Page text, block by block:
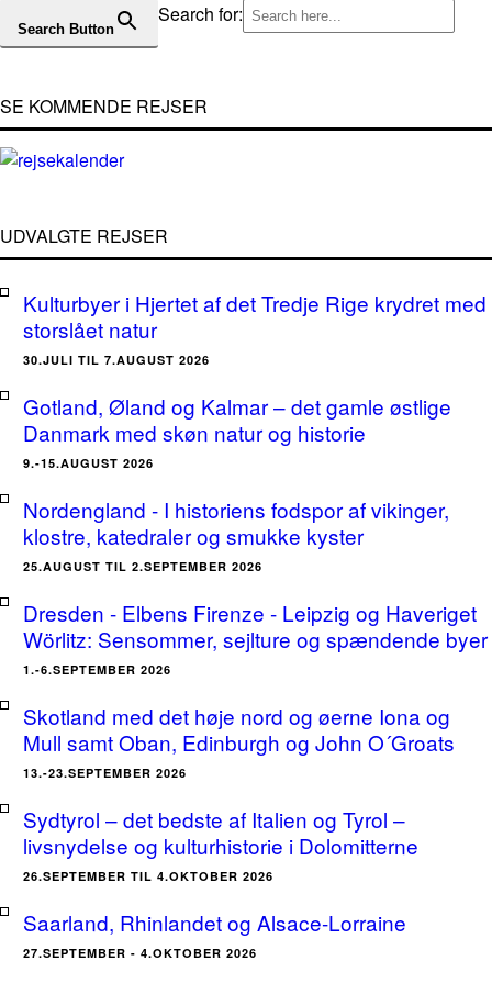
Search for:
Search Button
SE KOMMENDE REJSER
UDVALGTE REJSER
Kulturbyer i Hjertet af det Tredje Rige krydret med
storslået natur
30.JULI TIL 7.AUGUST 2026
Gotland, Øland og Kalmar – det gamle østlige
Danmark med skøn natur og historie
9.-15.AUGUST 2026
Nordengland - I historiens fodspor af vikinger,
klostre, katedraler og smukke kyster
25.AUGUST TIL 2.SEPTEMBER 2026
Dresden - Elbens Firenze - Leipzig og Haveriget
Wörlitz: Sensommer, sejlture og spændende byer
1.-6.SEPTEMBER 2026
Skotland med det høje nord og øerne Iona og
Mull samt Oban, Edinburgh og John O´Groats
13.-23.SEPTEMBER 2026
Sydtyrol – det bedste af Italien og Tyrol –
livsnydelse og kulturhistorie i Dolomitterne
26.SEPTEMBER TIL 4.OKTOBER 2026
Saarland, Rhinlandet og Alsace-Lorraine
27.SEPTEMBER - 4.OKTOBER 2026